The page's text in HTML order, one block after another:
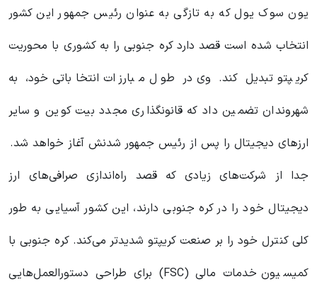
یون سوک یول که به تازگی به عنوان رئیس جمهور این کشور
انتخاب شده است قصد دارد کره جنوبی را به کشوری با محوریت
کریپتو تبدیل کند. وی در طول مبارزات انتخاباتی خود، به
شهروندان تضمین داد که قانونگذاری مجدد بیت کوین و سایر
ارزهای دیجیتال را پس از رئیس جمهور شدنش آغاز خواهد شد.
جدا از شرکت‌های زیادی که قصد راه‌اندازی صرافی‌های ارز
دیجیتال خود را در کره جنوبی دارند، این کشور آسیایی به طور
کلی کنترل خود را بر صنعت کریپتو شدیدتر می‌کند. کره جنوبی با
کمیسیون خدمات مالی (FSC) برای طراحی دستورالعمل‌هایی